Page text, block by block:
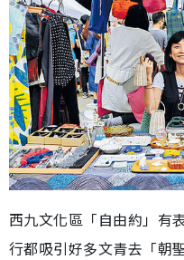
西九文化區「自由約」有
行都吸引好多文青去「朝